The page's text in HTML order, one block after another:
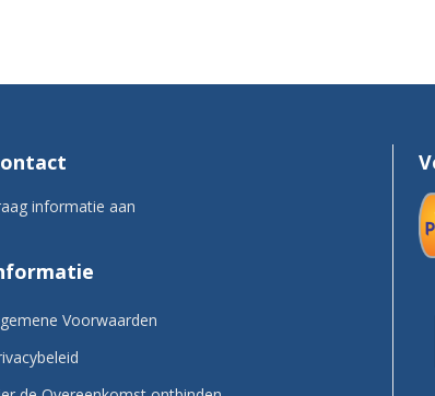
informatie aan
Voorwaarden